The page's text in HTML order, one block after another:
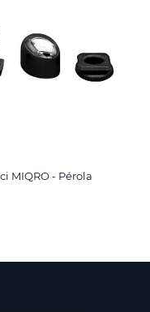
MIQRO - Pérola